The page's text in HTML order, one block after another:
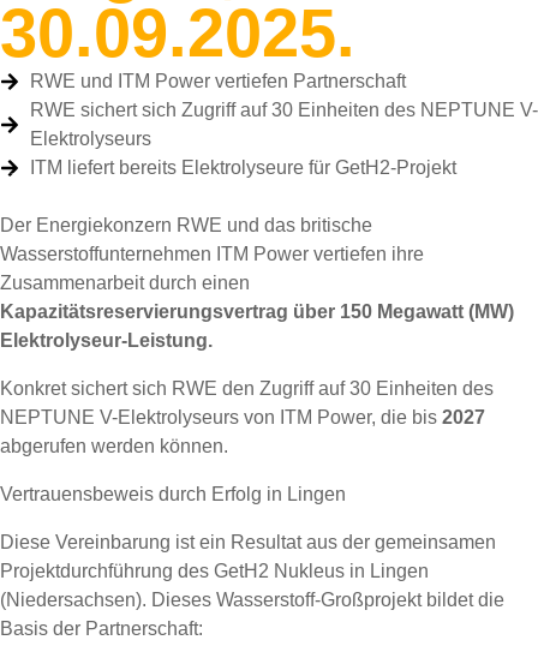
30.09.2025.
RWE und ITM Power vertiefen Partnerschaft
RWE sichert sich Zugriff auf 30 Einheiten des NEPTUNE V-
Elektrolyseurs
ITM liefert bereits Elektrolyseure für GetH2-Projekt
Der Energiekonzern RWE und das britische
Wasserstoffunternehmen ITM Power vertiefen ihre
Zusammenarbeit durch einen
Kapazitätsreservierungsvertrag über 150 Megawatt (MW)
Elektrolyseur-Leistung.
Konkret sichert sich RWE den Zugriff auf 30 Einheiten des
NEPTUNE V-Elektrolyseurs von ITM Power, die bis 2027
abgerufen werden können.
Vertrauensbeweis durch Erfolg in Lingen
Diese Vereinbarung ist ein Resultat aus der gemeinsamen
Projektdurchführung des GetH2 Nukleus in Lingen
(Niedersachsen). Dieses Wasserstoff-Großprojekt bildet die
Basis der Partnerschaft: